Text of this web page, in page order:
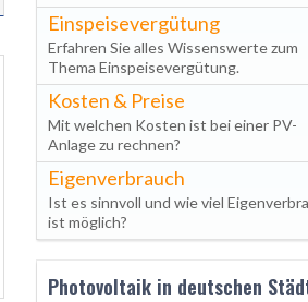
Einspeisevergütung
Erfahren Sie alles Wissenswerte zum
Thema Einspeisevergütung.
Kosten & Preise
Mit welchen Kosten ist bei einer PV-
Anlage zu rechnen?
Eigenverbrauch
Ist es sinnvoll und wie viel
ist möglich?
Photovoltaik in deutschen